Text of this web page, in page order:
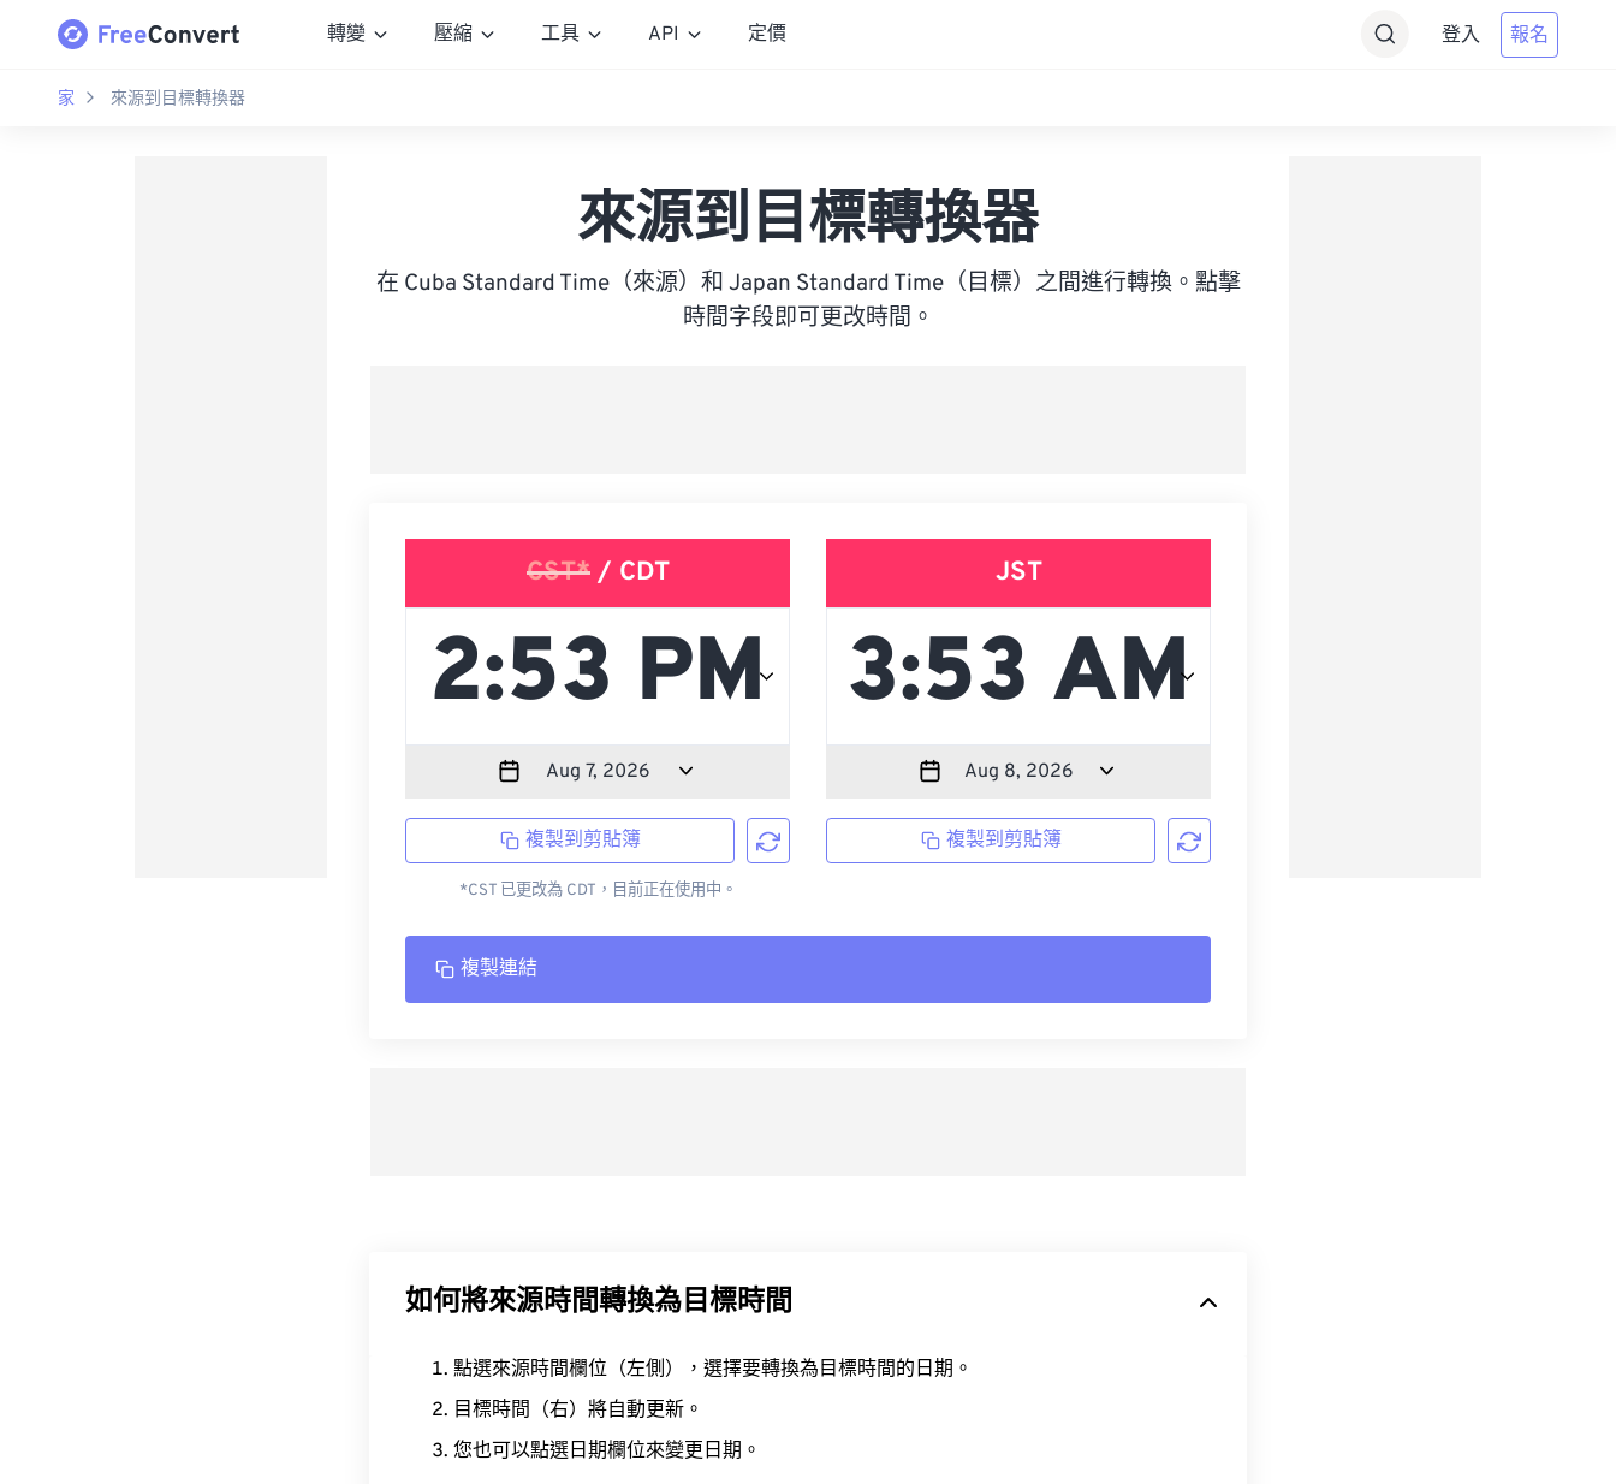
轉變 壓縮 工具 API 定價 登入 報名
家 來源到目標轉換器
來源到目標轉換器
在 Cuba Standard Time（來源）和 Japan Standard Time（目標）之間進行轉換。點擊
時間字段即可更改時間。
CST*/ CDT
複製到剪貼簿
*CST 已更改為 CDT，目前正在使用中。
JST
複製到剪貼簿
複製連結
如何將來源時間轉換為目標時間
點選來源時間欄位（左側），選擇要轉換為目標時間的日期。
目標時間（右）將自動更新。
您也可以點選日期欄位來變更日期。